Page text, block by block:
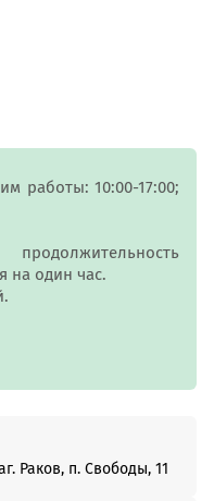
работы: 10:00-17:00;
на один час.
Раков, п. Свободы, 11